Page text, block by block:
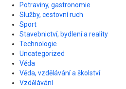
Potraviny, gastronomie
Služby, cestovní ruch
Sport
Stavebnictví, bydlení a reality
Technologie
Uncategorized
Věda
Věda, vzdělávání a školství
Vzdělávání